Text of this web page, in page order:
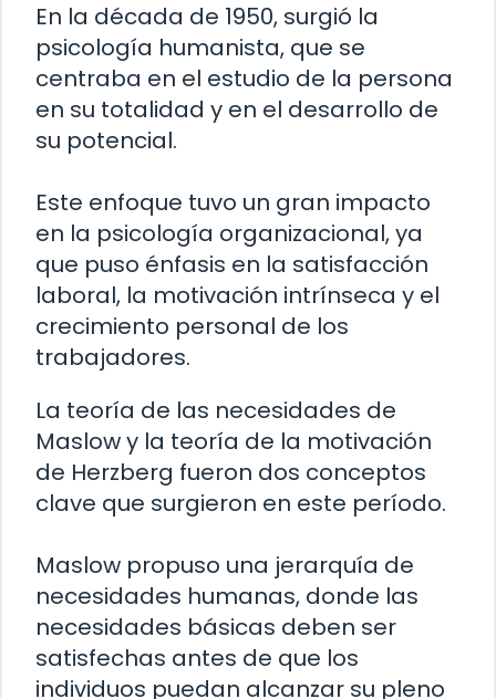
En la década de 1950, surgió la
psicología humanista, que se
centraba en el estudio de la persona
en su totalidad y en el desarrollo de
su potencial.
Este enfoque tuvo un gran impacto
en la psicología organizacional, ya
que puso énfasis en la satisfacción
laboral, la motivación intrínseca y el
crecimiento personal de los
trabajadores.
La teoría de las necesidades de
Maslow y la teoría de la motivación
de Herzberg fueron dos conceptos
clave que surgieron en este período.
Maslow propuso una jerarquía de
necesidades humanas, donde las
necesidades básicas deben ser
satisfechas antes de que los
individuos puedan alcanzar su pleno